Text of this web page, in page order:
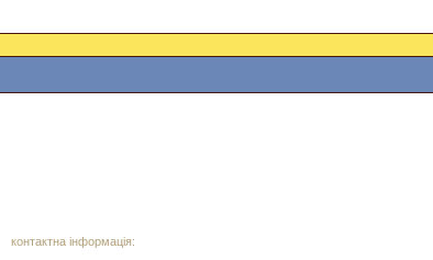
контактна інформація: